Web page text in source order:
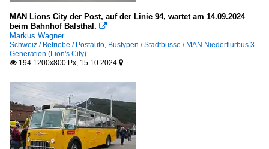
MAN Lions City der Post, auf der Linie 94, wartet am 14.09.2024
beim Bahnhof Balsthal. 
Markus Wagner
Schweiz / Betriebe / Postauto, Bustypen / Stadtbusse / MAN Niederflurbus 3.
Generation (Lion's City)
 194 1200x800 Px, 15.10.2024 